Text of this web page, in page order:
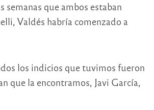
semanas que ambos estaban
Valdés habría comenzado a
los indicios que tuvimos fueron
que la encontramos, Javi García,